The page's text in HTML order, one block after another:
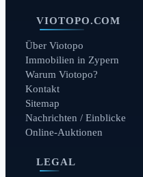
VIOTOPO.COM
Über Viotopo
Immobilien in Zypern
Warum Viotopo?
Kontakt
Sitemap
Nachrichten / Einblicke
Online-Auktionen
LEGAL